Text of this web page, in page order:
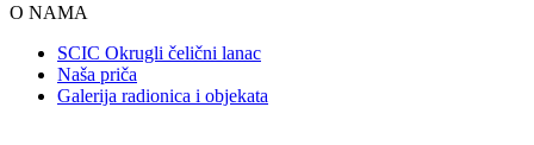
O NAMA
SCIC Okrugli čelični lanac
Naša priča
Galerija radionica i objekata